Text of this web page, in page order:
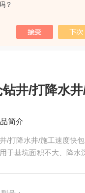
？
钻井/打降水
简介
/打降水井/施工速度快
于基坑面积不大、降